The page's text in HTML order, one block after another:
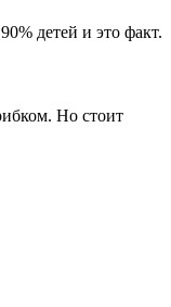
детей и это факт.
Но стоит